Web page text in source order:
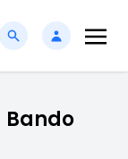
Bando